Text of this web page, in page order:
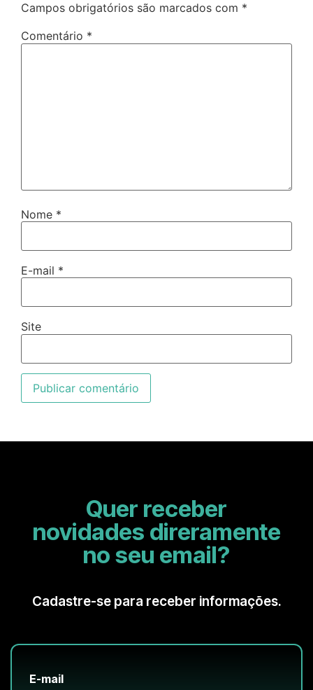
Campos obrigatórios são marcados com *
Comentário *
Nome *
E-mail *
Site
Quer receber
novidades direramente
no seu email?
Cadastre-se para receber informações.
E-mail